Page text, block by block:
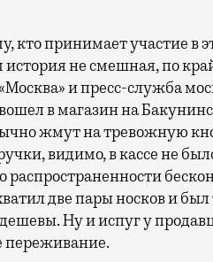
кто принимает участие в
не смешная, по
и пресс-служба
в магазин на
жмут на тревожную
видимо, в кассе не
две пары носков и
Ну и испуг у
переживание.